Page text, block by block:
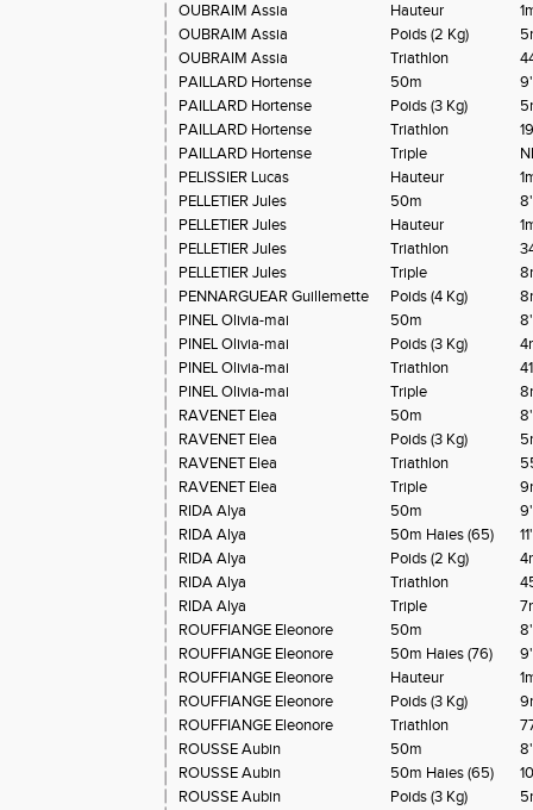
OUBRAIM Assia
Hauteur
OUBRAIM Assia
Poids (2 Kg)
OUBRAIM Assia
Triathlon
PAILLARD Hortense
50m
PAILLARD Hortense
Poids (3 Kg)
PAILLARD Hortense
Triathlon
PAILLARD Hortense
Triple
PELISSIER Lucas
Hauteur
PELLETIER Jules
50m
PELLETIER Jules
Hauteur
PELLETIER Jules
Triathlon
PELLETIER Jules
Triple
PENNARGUEAR Guillemette
Poids (4 Kg)
PINEL Olivia-mai
50m
PINEL Olivia-mai
Poids (3 Kg)
PINEL Olivia-mai
Triathlon
PINEL Olivia-mai
Triple
RAVENET Elea
50m
RAVENET Elea
Poids (3 Kg)
RAVENET Elea
Triathlon
RAVENET Elea
Triple
RIDA Alya
50m
RIDA Alya
50m Haies (65)
RIDA Alya
Poids (2 Kg)
RIDA Alya
Triathlon
RIDA Alya
Triple
ROUFFIANGE Eleonore
50m
ROUFFIANGE Eleonore
50m Haies (76)
ROUFFIANGE Eleonore
Hauteur
ROUFFIANGE Eleonore
Poids (3 Kg)
ROUFFIANGE Eleonore
Triathlon
ROUSSE Aubin
50m
ROUSSE Aubin
50m Haies (65)
ROUSSE Aubin
Poids (3 Kg)